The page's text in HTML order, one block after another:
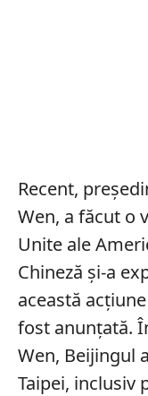
Recent,
Wen, a făcut o
Unite ale
Chineză și-a
această
fost anunțată.
Wen, Beijingul
Taipei, inclusiv